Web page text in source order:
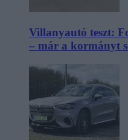
Villanyautó teszt:
– már a kormányt